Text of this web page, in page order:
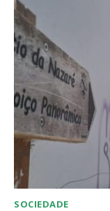
SOCIEDADE